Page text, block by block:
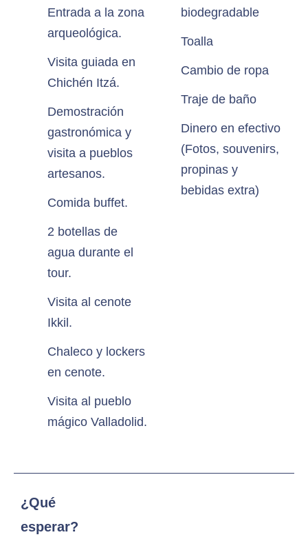
Entrada a la zona
arqueológica.
Visita guiada en
Chichén Itzá.
Demostración
gastronómica y
visita a pueblos
artesanos.
Comida buffet.
2 botellas de
agua durante el
tour.
Visita al cenote
Ikkil.
Chaleco y lockers
en cenote.
Visita al pueblo
mágico Valladolid.
biodegradable
Toalla
Cambio de ropa
Traje de baño
Dinero en efectivo
(Fotos, souvenirs,
propinas y
bebidas extra)
¿Qué
esperar?